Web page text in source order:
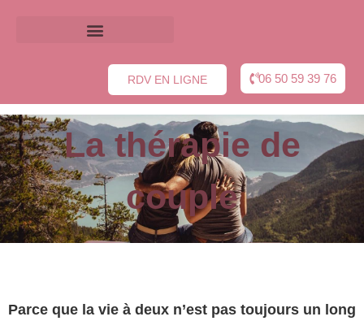
RDV EN LIGNE 06 50 59 39 76
La thérapie de
couple
Parce que la vie à deux n’est pas toujours un long